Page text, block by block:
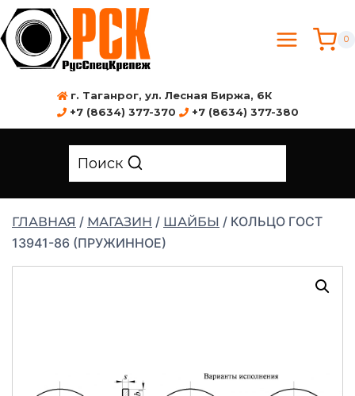
0
г. Таганрог, ул. Лесная Биржа, 6К
+7 (8634) 377-370
+7 (8634) 377-380
Поиск
ГЛАВНАЯ / МАГАЗИН / ШАЙБЫ / КОЛЬЦО ГОСТ
13941-86 (ПРУЖИННОЕ)